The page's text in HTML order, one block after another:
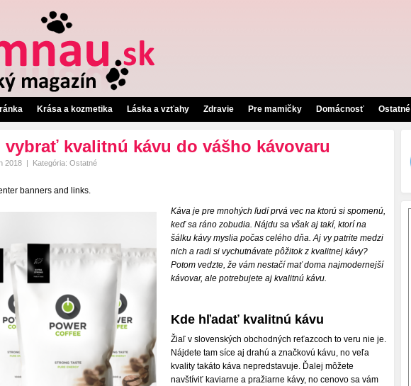
Krása a kozmetika Láska a vzťahy Zdravie Pre mamičky Domácnosť Ostatné
vybrať kvalitnú kávu do vášho kávovaru
2018 | Kategória: Ostatné
banners and links.
Káva je pre mnohých ľudí prvá vec na ktorú si spomenú,
keď sa ráno zobudia. Nájdu sa však aj takí, ktorí na
šálku kávy myslia počas celého dňa. Aj vy patrite medzi
nich a radi si vychutnávate pôžitok z kvalitnej kávy?
Potom vedzte, že vám nestačí mať doma najmodernejší
kávovar, ale potrebujete aj kvalitnú kávu.
Kde hľadať kvalitnú kávu
Žiaľ v slovenských obchodných reťazcoch to veru nie je.
Nájdete tam síce aj drahú a značkovú kávu, no veľa
kvality takáto káva nepredstavuje. Ďalej môžete
navštíviť kaviarne a pražiarne kávy, no cenovo sa vám